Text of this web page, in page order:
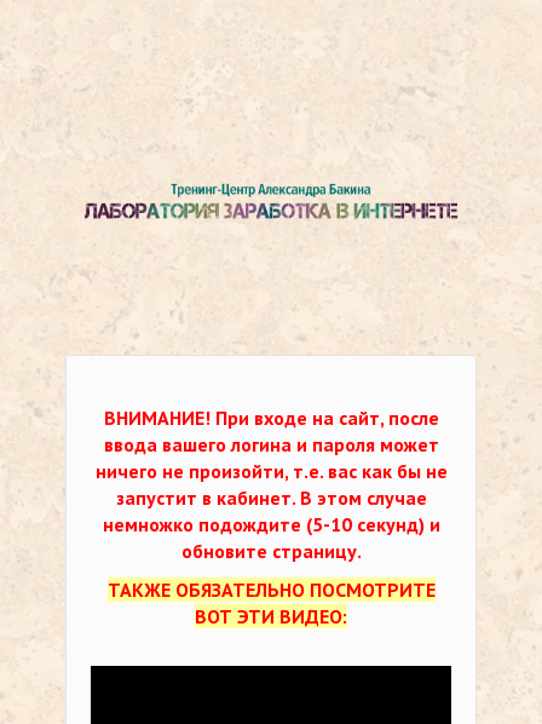
ВНИМАНИЕ! При входе на сайт, после
ввода вашего логина и пароля может
ничего не произойти, т.е. вас как бы не
запустит в кабинет. В этом случае
немножко подождите (5-10 секунд) и
обновите страницу.
ТАКЖЕ ОБЯЗАТЕЛЬНО ПОСМОТРИТЕ
ВОТ ЭТИ ВИДЕО: